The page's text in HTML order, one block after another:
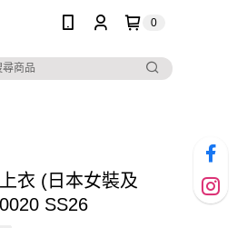
0
衣 (日本女裝及
SS26